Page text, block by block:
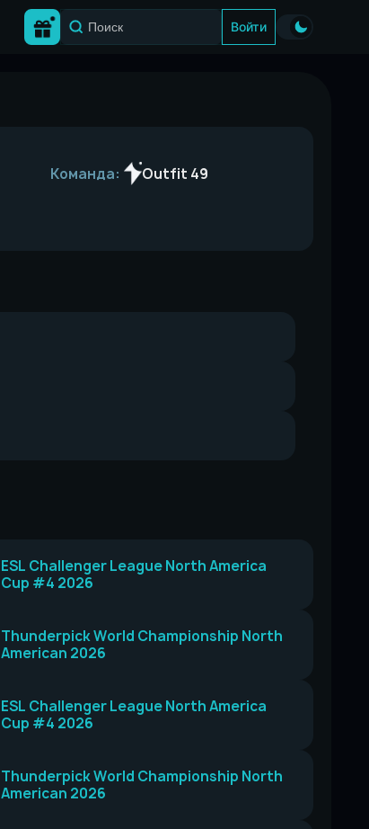
Войти
Команда:
Outfit 49
ESL Challenger League North America
Cup #4 2026
Thunderpick World Championship North
American 2026
ESL Challenger League North America
Cup #4 2026
Thunderpick World Championship North
American 2026